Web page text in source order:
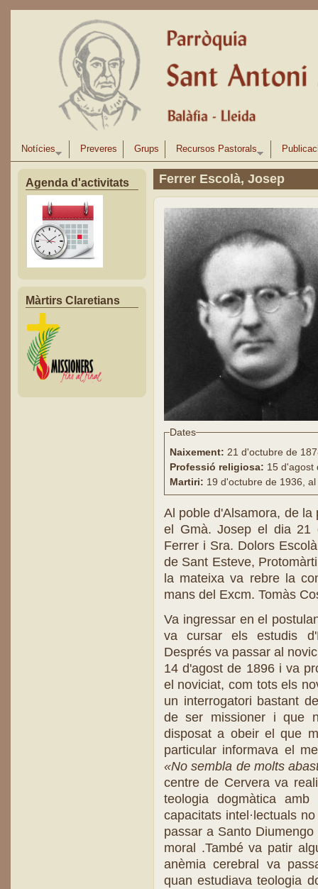
Notícies Preveres Grups Recursos Pastorals
Agenda d'activitats
Màrtirs Claretians
Ferrer Escolà, Josep
Dates
Naixement: 21 d'octubre de
Professió religiosa: 15 d'agost
Martiri: 19 d'octubre de 1936,
Al poble d'Alsamora, de
el Gmà. Josep el dia 21
Ferrer i Sra. Dolors
de Sant Esteve,
la mateixa va rebre la
mans del Excm. Tomàs
Va ingressar en el
va cursar els estudis
Després va passar al
14 d'agost de 1896 i va
el noviciat, com tots els
un interrogatori bastant
de ser missioner i que
disposat a obeir el que
particular informava el
«No sembla de molts
centre de Cervera va
teologia dogmàtica
capacitats intel·lectuals
passar a Santo
moral .També va patir
anèmia cerebral va
quan estudiava teologia